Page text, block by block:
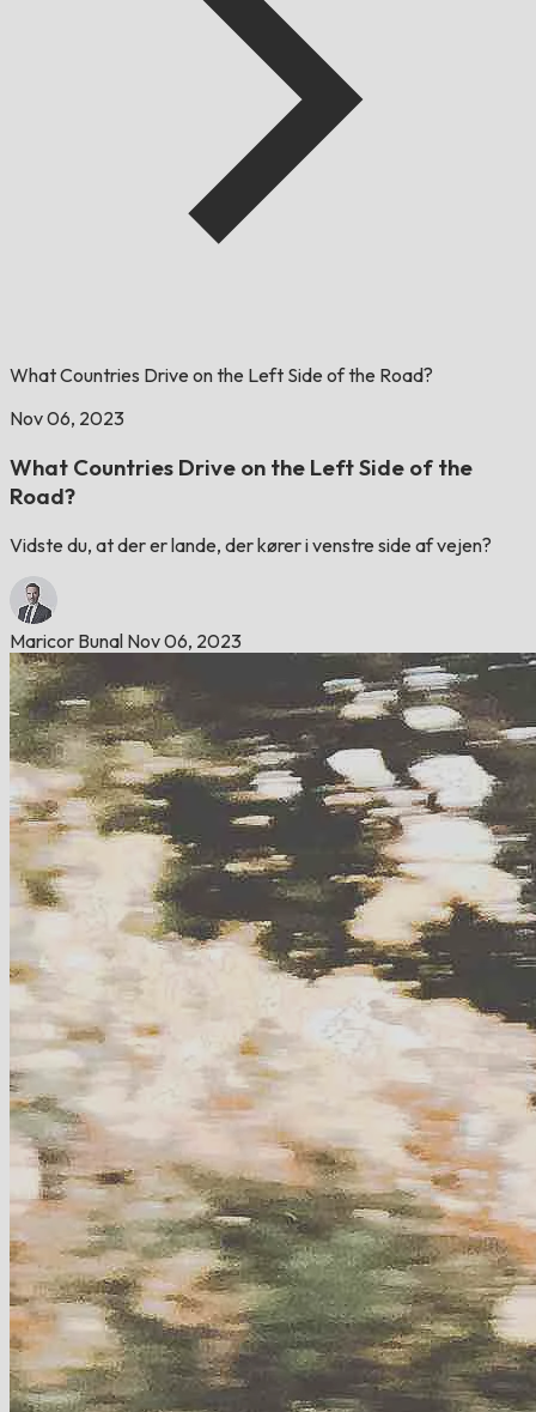
What Countries Drive on the Left Side of the Road?
Nov 06, 2023
What Countries Drive on the Left Side of the
Road?
Vidste du, at der er lande, der kører i venstre side af vejen?
Maricor Bunal Nov 06, 2023